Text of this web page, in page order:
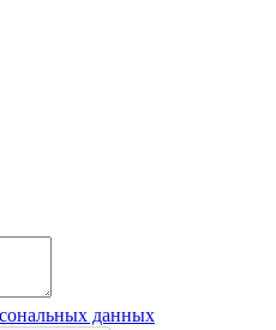
данных